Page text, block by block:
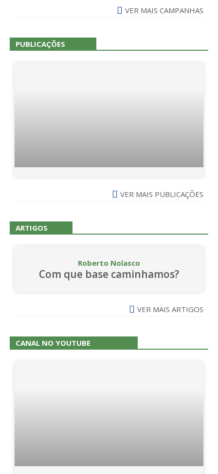
VER MAIS CAMPANHAS
PUBLICAÇÕES
VER MAIS PUBLICAÇÕES
ARTIGOS
Roberto Nolasco
Com que base caminhamos?
VER MAIS ARTIGOS
CANAL NO YOUTUBE